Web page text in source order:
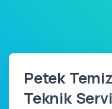
Petek
Teknik